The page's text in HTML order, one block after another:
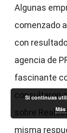
Algunas
comenzado
con
agencia de
fascinante
consultaron
sobre
misma
Si continuas